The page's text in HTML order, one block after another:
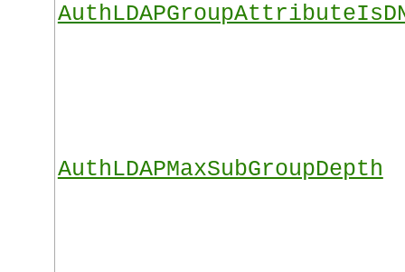
AuthLDAPMaxSubGroupDepth